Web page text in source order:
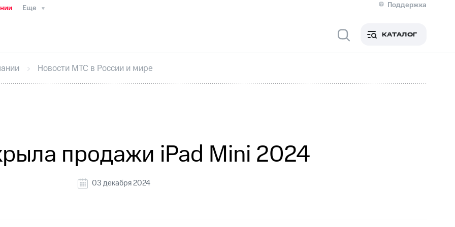
Еще
Поддержка
Медиа-центр
ИнтервьюФинансовая отчетностьКонтактыПригласить спикера
секретарьРаскрытие информации
кабинет акционераАкционерный капиталКонтроль и аудитРынок акций
КАТАЛОГ
Новости МТС в России и мире
продажи iPad Mini 2024
03 декабря 2024